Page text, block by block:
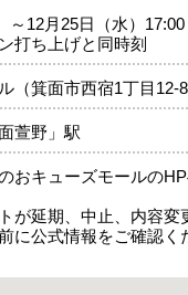
～12月25日（水）
打ち上げと同時刻
（箕面市西宿1丁目12-
萱野」駅
おキューズモールの
が延期、中止、内容変
に公式情報をご確認く